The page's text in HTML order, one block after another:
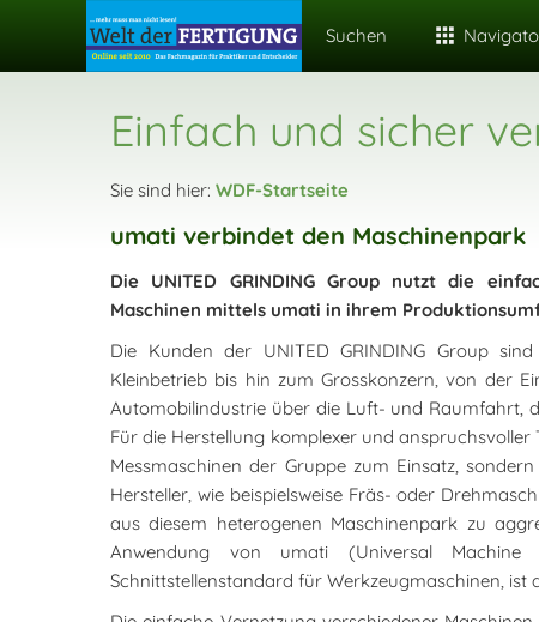
Suchen
Einfach und sicher
Sie sind hier: WDF-Startseite
umati verbindet den Maschinenpark
Die UNITED GRINDING Group nutzt die
Maschinen mittels umati in ihrem
Die Kunden der UNITED GRINDING Group
Kleinbetrieb bis hin zum Grosskonzern, von der
Automobilindustrie über die Luft- und Raumfahrt,
Für die Herstellung komplexer und
Messmaschinen der Gruppe zum Einsatz,
Hersteller, wie beispielsweise Fräs- oder
aus diesem heterogenen Maschinenpark zu
Anwendung von umati (Universal Machine
Schnittstellenstandard für Werkzeugmaschinen, ist